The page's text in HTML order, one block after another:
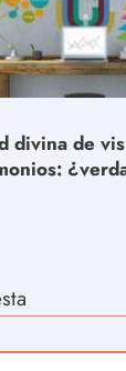
divina de